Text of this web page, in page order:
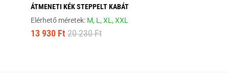
ÁTMENETI KÉK STEPPELT KABÁT
Elérhető méretek: M, L,XL,XXL
13 930 Ft 20 230 Ft